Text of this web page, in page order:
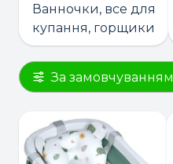
Ванночки, все для
купання, горщики
За замовчуванням